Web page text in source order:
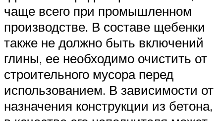
чаще всего при промышленном
производстве. В составе щебенки
также не должно быть включений
глины, ее необходимо очистить от
строительного мусора перед
использованием. В зависимости от
назначения конструкции из бетона,